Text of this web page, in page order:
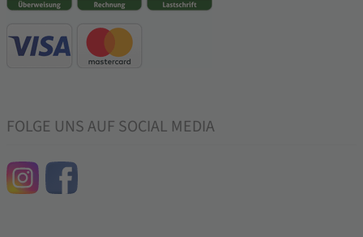
FOLGE UNS AUF SOCIAL MEDIA